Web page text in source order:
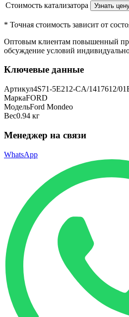
Стоимость катализатора
Узнать
* Точная стоимость зависит от
Оптовым клиентам повышенный
обсуждение условий
Ключевые данные
Артикул4S71-5E212-CA/1417612/
МаркаFORD
МодельFord Mondeo
Вес0.94 кг
Менеджер на связи
WhatsApp